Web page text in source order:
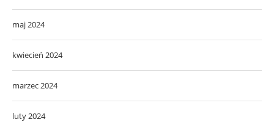
maj 2024
kwiecień 2024
marzec 2024
luty 2024